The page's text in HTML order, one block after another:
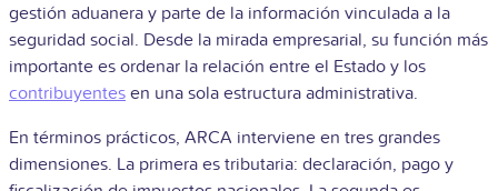
gestión aduanera y parte de la información vinculada a la
seguridad social. Desde la mirada empresarial, su función más
importante es ordenar la relación entre el Estado y los
contribuyentes en una sola estructura administrativa.
En términos prácticos, ARCA interviene en tres grandes
dimensiones. La primera es tributaria: declaración, pago y